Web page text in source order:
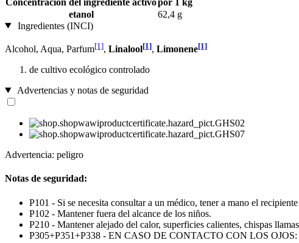
etanol
62,4 g
Ingredientes (INCI)
Alcohol, Aqua, Parfum[1], Linalool[1], Limonene[1]
de cultivo ecológico controlado
Advertencias y notas de seguridad
Advertencia: peligro
Notas de seguridad:
P101 - Si se necesita consultar a un médico, tener a mano el
P102 - Mantener fuera del alcance de los niños.
P210 - Mantener alejado del calor, superficies calientes, chispas
P305+P351+P338 - EN CASO DE CONTACTO CON LOS OJOS: